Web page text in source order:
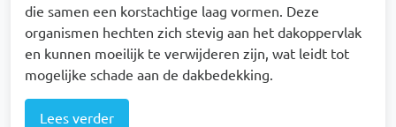
die samen een korstachtige laag vormen. Deze
organismen hechten zich stevig aan het dakoppervlak
en kunnen moeilijk te verwijderen zijn, wat leidt tot
mogelijke schade aan de dakbedekking.
Lees verder